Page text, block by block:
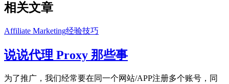
相关文章
Affiliate Marketing经验技巧
说说代理 Proxy 那些事
为了推广，我们经常要在同一个网站/APP注册多个账号，同